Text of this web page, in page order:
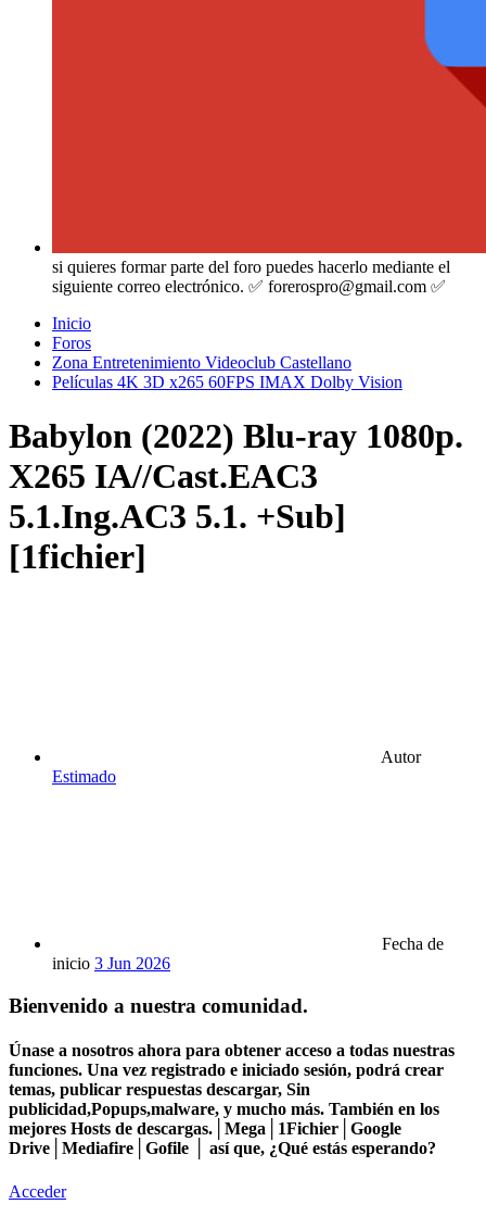
si quieres formar parte del foro puedes hacerlo mediante el
siguiente correo electrónico. ✅ forerospro@gmail.com ✅
Inicio
Foros
Zona Entretenimiento Videoclub Castellano
Películas 4K 3D x265 60FPS IMAX Dolby Vision
Babylon (2022) Blu-ray 1080p.
X265 IA//Cast.EAC3
5.1.Ing.AC3 5.1. +Sub]
[1fichier]
Autor
Estimado
Fecha de
inicio 3 Jun 2026
Bienvenido a nuestra comunidad.
Únase a nosotros ahora para obtener acceso a todas nuestras
funciones. Una vez registrado e iniciado sesión, podrá crear
temas, publicar respuestas descargar, Sin
publicidad,Popups,malware, y mucho más. También en los
mejores Hosts de descargas.│Mega│1Fichier│Google
Drive│Mediafire│Gofile │ así que, ¿Qué estás esperando?
Acceder